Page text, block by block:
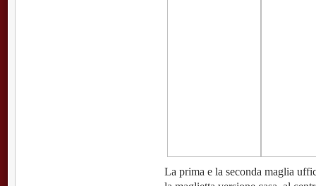
La prima e la seconda maglia